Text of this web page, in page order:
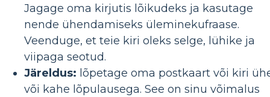
Jagage oma kirjutis lõikudeks ja kasutage
nende ühendamiseks üleminekufraase.
Veenduge, et teie kiri oleks selge, lühike ja
viipaga seotud.
Järeldus: lõpetage oma postkaart või kiri
või kahe lõpulausega. See on sinu võimalus